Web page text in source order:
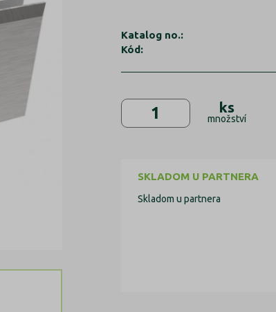
Katalog no.:
Kód:
ks
množství
SKLADOM U PARTNERA
Skladom u partnera